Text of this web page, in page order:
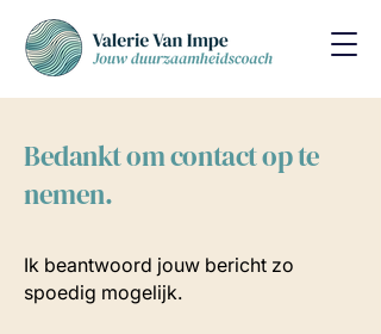
Bedankt om contact op te
nemen.
Ik beantwoord jouw bericht zo
spoedig mogelijk.